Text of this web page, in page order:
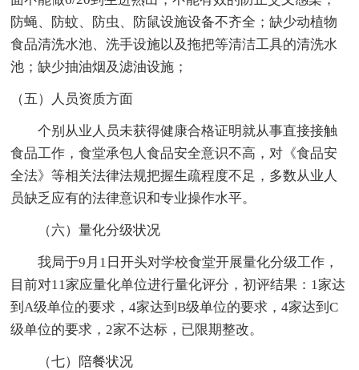
防蝇、防蚊、防虫、防鼠设施设备不齐全；缺少动植物
食品清洗水池、洗手设施以及拖把等清洁工具的清洗水
池；缺少抽油烟及滤油设施；
（五）人员资质方面
个别从业人员未获得健康合格证明就从事直接接触
食品工作，食堂承包人食品安全意识不高，对《食品安
全法》等相关法律法规把握生疏程度不足，多数从业人
员缺乏应有的法律意识和专业操作水平。
（六）量化分级状况
我局于9月1日开头对学校食堂开展量化分级工作，
目前对11家应量化单位进行量化评分，初评结果：1家达
到A级单位的要求，4家达到B级单位的要求，4家达到C
级单位的要求，2家不达标，已限期整改。
（七）陪餐状况